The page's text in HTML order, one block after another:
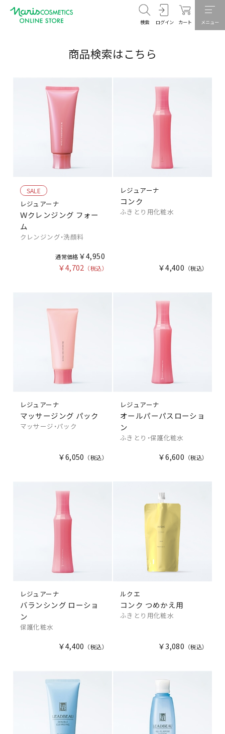
検索 ログイン カート メニュー
商品検索はこちら
SALE
レジュアーナ
Ｗクレンジング フォー
ム
クレンジング・洗顔料
￥4,950
￥4,702
レジュアーナ
コンク
ふきとり用化粧水
￥4,400
レジュアーナ
マッサージング パック
マッサージ・パック
￥6,050
レジュアーナ
オールパーパスローショ
ン
ふきとり・保護化粧水
￥6,600
レジュアーナ
バランシング ローショ
ン
保護化粧水
￥4,400
ルクエ
コンク つめかえ用
ふきとり用化粧水
￥3,080